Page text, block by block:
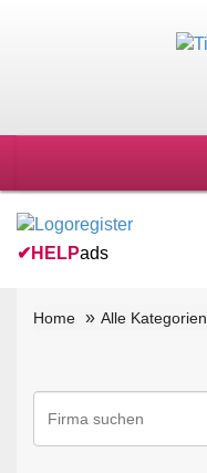
✔ HELPads
Home Alle Kategorien